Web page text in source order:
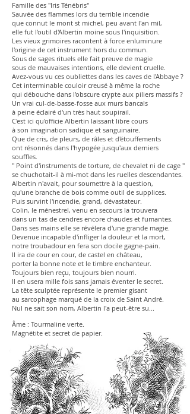
Famille des "Iris Ténébris"
Sauvée des flammes lors du terrible incendie
que connut le mont st michel, peu avant l'an mil,
elle fut l'outil d'Albertin moine sous l'inquisition.
Les vieux grimoires racontent à force enluminure
l'origine de cet instrument hors du commun.
Sous de sages rituels elle fait preuve de magie
sous de mauvaises intentions, elle devient cruelle.
Avez-vous vu ces oubliettes dans les caves de l'Abbaye ?
Cet interminable couloir creusé à même la roche
qui débouche dans l'obscure crypte aux piliers massifs ?
Un vrai cul-de-basse-fosse aux murs bancals
à peine éclairé d'un très haut soupirail.
C'est ici qu'officie Albertin laissant libre cours
à son imagination sadique et sanguinaire.
Que de cris, de pleurs, de râles et d'étouffements
ont résonnés dans l'hypogée jusqu'aux derniers
souffles.
" Point d'instruments de torture, de chevalet ni de cage "
se chuchotait-il à mi-mot dans les ruelles descendantes.
Albertin n'avait, pour soumettre à la question,
qu'une branche de bois comme outil de supplices.
Puis survint l'incendie, grand, dévastateur.
Colin, le ménestrel, venu en secours la trouvera
dans un tas de cendres encore chaudes et fumantes.
Dans ses mains elle se révélera d'une grande magie.
Devenue incapable d'infliger la douleur et la mort,
notre troubadour en fera son docile gagne-pain.
Il ira de cour en cour, de castel en château,
porter la bonne note et le timbre enchanteur.
Toujours bien reçu, toujours bien nourri.
Il en usera mille fois sans jamais éventer le secret.
La tête sculptée représente le premier gisant
au sarcophage marqué de la croix de Saint André.
Nul ne sait son nom, Albertin l'a peut-être su...
Âme : Tourmaline verte.
Magnétite et secret de papier.